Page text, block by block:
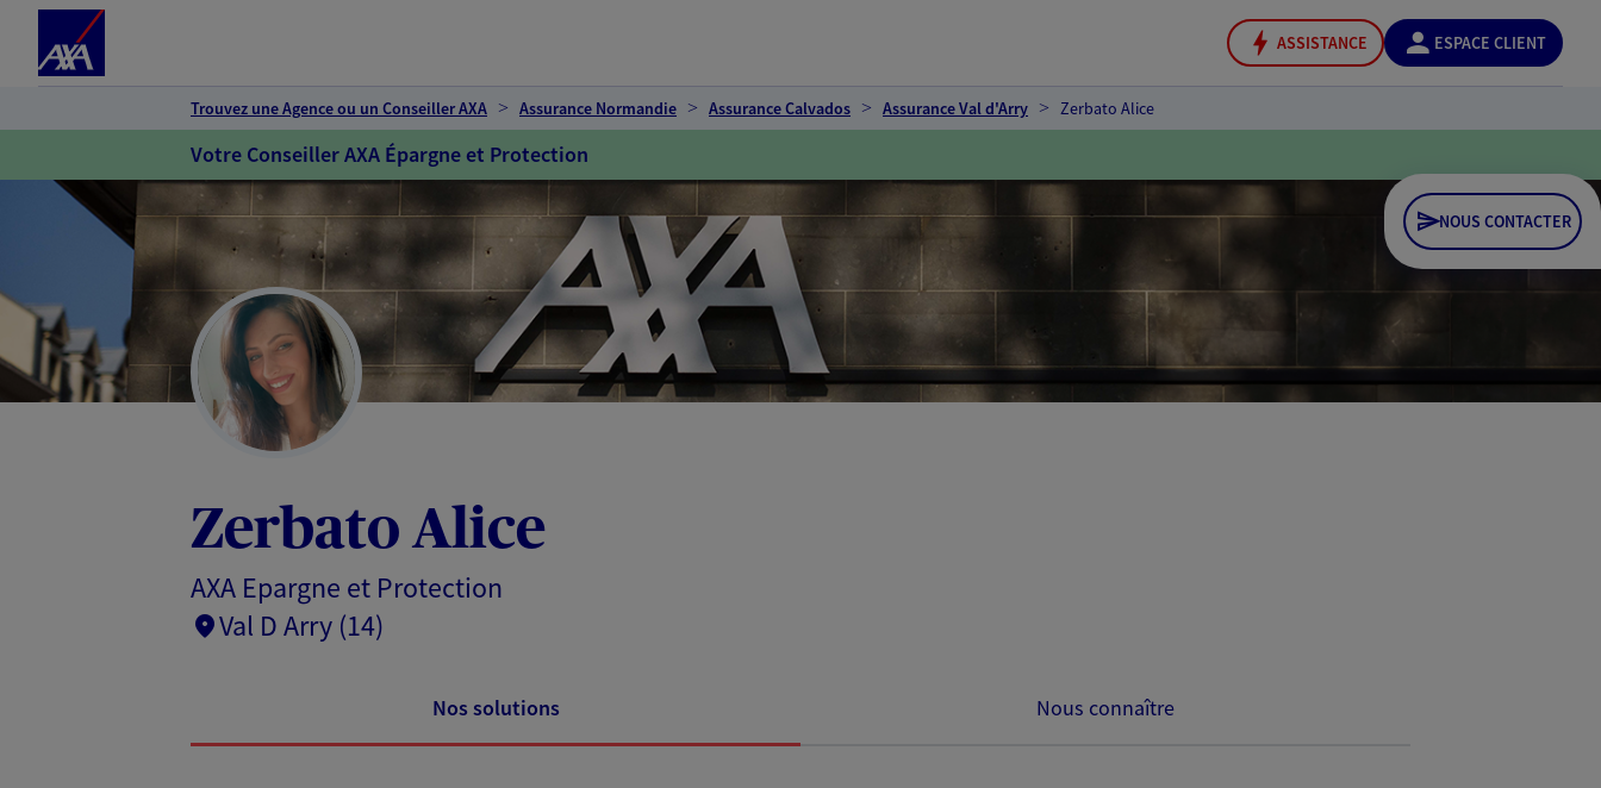
ASSISTANCE ESPACE CLIENT
Trouvez une Agence ou un Conseiller AXA Assurance Normandie Assurance Calvados Assurance Val d'Arry Zerbato Alice
Votre Conseiller AXA Épargne et Protection
Zerbato Alice
AXA Epargne et Protection
Val D Arry (14)
NOUS CONTACTER
Nos solutions Nous connaître